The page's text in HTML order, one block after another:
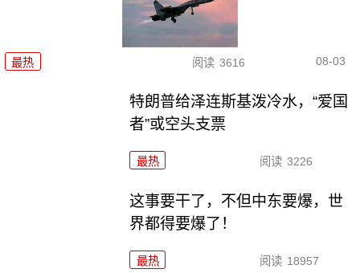
最热 阅读 3616 08-03
特朗普给泽连斯基泼冷水，“爱国
者”或空头支票
最热 阅读 3226
这事要干了，不但中东要爆，世
界都得要爆了！
最热 阅读 18957